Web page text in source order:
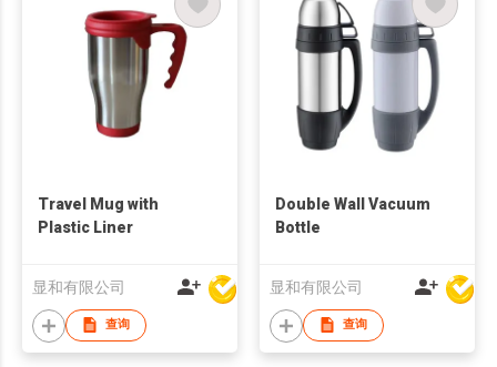
Travel Mug with
Plastic Liner
显和有限公司
查询
Double Wall Vacuum
Bottle
显和有限公司
查询